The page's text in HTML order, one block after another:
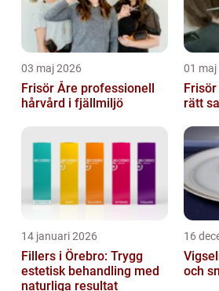
03 maj 2026
Frisör Åre professionell
hårvård i fjällmiljö
01 maj
Frisör lund
rätt
14 januari 2026
Fillers i Örebro: Trygg
estetisk behandling med
naturliga resultat
16
och